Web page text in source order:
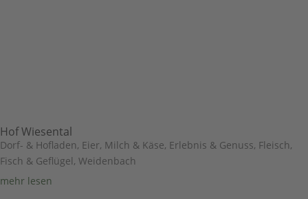
Hof Wiesental
Dorf- & Hofladen, Eier, Milch & Käse, Erlebnis & Genuss, Fleisch,
Fisch & Geflügel, Weidenbach
mehr lesen